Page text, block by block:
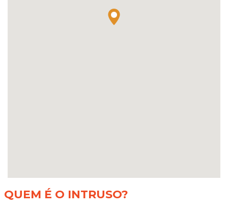
QUEM É O INTRUSO?